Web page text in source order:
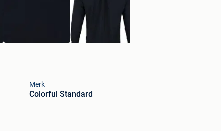
Merk
Colorful Standard